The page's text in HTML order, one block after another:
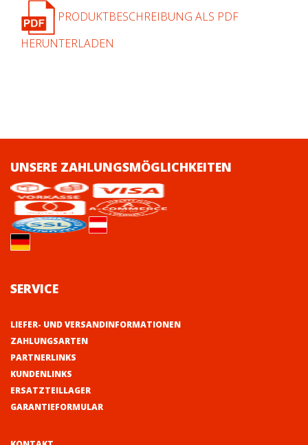
PRODUKTBESCHREIBUNG ALS PDF
HERUNTERLADEN
UNSERE ZAHLUNGSMÖGLICHKEITEN
SERVICE
LIEFER- UND VERSANDINFORMATIONEN
ZAHLUNGSARTEN
PARTNERLINKS
KUNDENLINKS
ERSATZTEILLAGER
GARANTIEFORMULAR